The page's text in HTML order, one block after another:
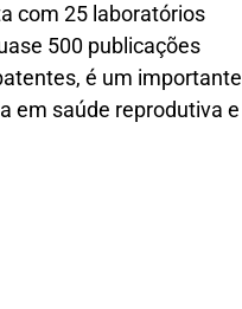
com 25 laboratórios
500 publicações
é um importante
em saúde reprodutiva e